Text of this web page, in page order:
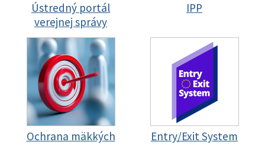
Ústredný portál
verejnej správy
IPP
Ochrana mäkkých
Entry/Exit System